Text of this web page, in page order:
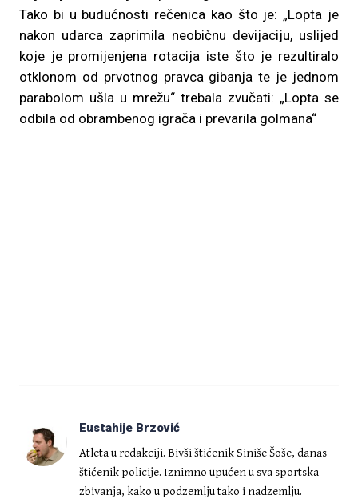
Tako bi u budućnosti rečenica kao što je: „Lopta je
nakon udarca zaprimila neobičnu devijaciju, uslijed
koje je promijenjena rotacija iste što je rezultiralo
otklonom od prvotnog pravca gibanja te je jednom
parabolom ušla u mrežu“ trebala zvučati: „Lopta se
odbila od obrambenog igrača i prevarila golmana“
Eustahije Brzović
Atleta u redakciji. Bivši štićenik Siniše Šoše, danas
štićenik policije. Iznimno upućen u sva sportska
zbivanja, kako u podzemlju tako i nadzemlju.